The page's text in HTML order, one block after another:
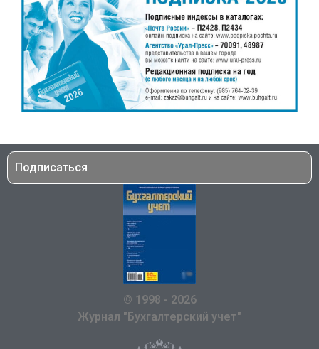
Подписаться
© 1998 - 2026
Журнал "Бухгалтерский учет"